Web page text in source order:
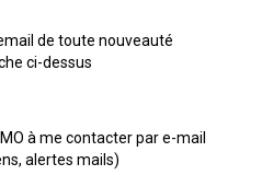
de toute nouveauté
ci-dessus
à me contacter par e-mail
alertes mails)